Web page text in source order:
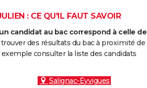
: CE QU'IL FAUT SAVOIR
candidat au bac correspond à celle de
trouver des résultats du bac à proximité de
consulter la liste des candidats
Salignac-Eyvigues